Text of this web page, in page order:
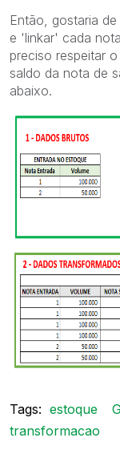
Então, gostaria
e 'linkar' cada
preciso respeitar
saldo da nota de
abaixo.
Tags: estoque
transformacao